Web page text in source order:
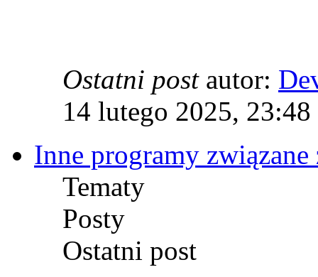
Ostatni postautor:
14 lutego 2025, 23:48
Inne programy
Tematy
Posty
Ostatni post